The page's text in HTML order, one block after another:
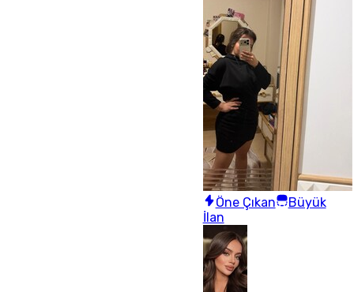
Öne Çıkan
Büyük
İlan